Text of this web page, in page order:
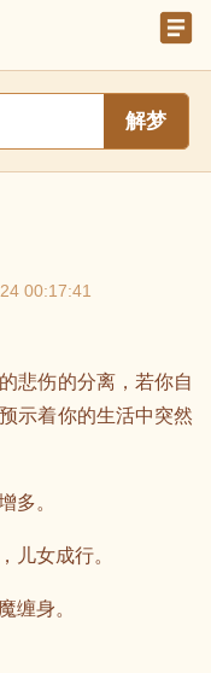
00:17:41
伤的分离，若你自
示着你的生活中突然
多。
女成行。
身。